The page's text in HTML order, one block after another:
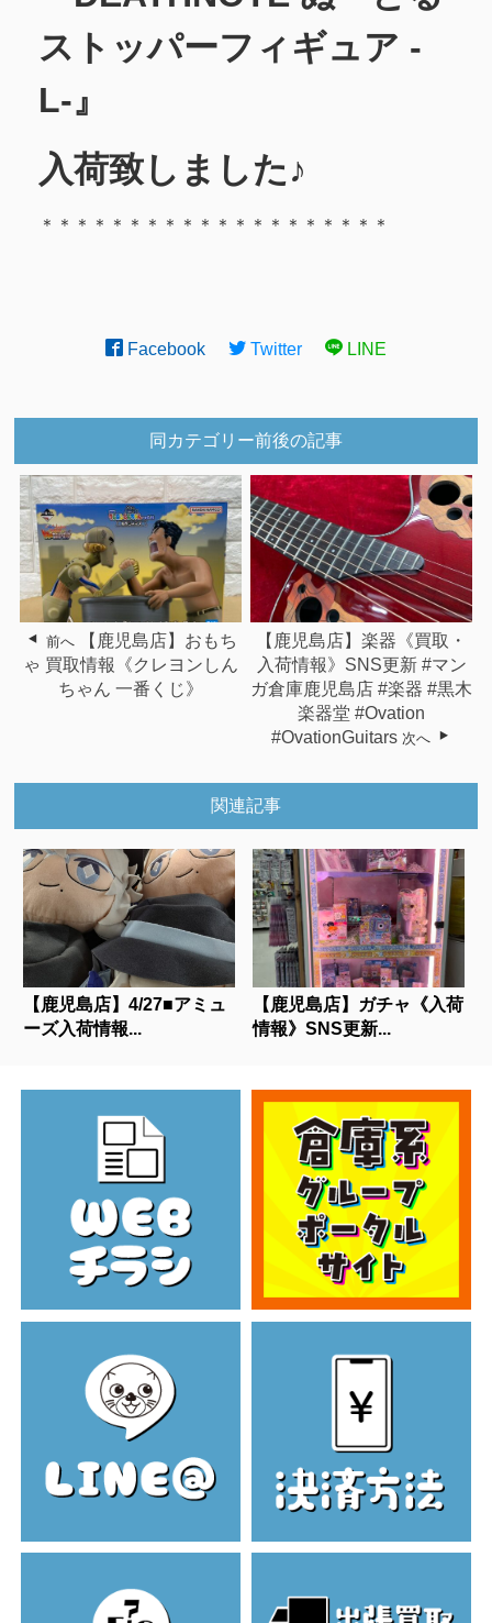
ストッパーフィギュア -
L-』
入荷致しました♪
＊＊＊＊＊＊＊＊＊＊＊＊＊＊＊＊＊＊＊＊
Facebook Twitter LINE
同カテゴリー前後の記事
前へ
【鹿児島店】おもち
ゃ 買取情報《クレヨンしん
ちゃん 一番くじ》
【鹿児島店】楽器《買取・
入荷情報》SNS更新 #マン
ガ倉庫鹿児島店 #楽器 #黒木
楽器堂 #Ovation
#OvationGuitars 次へ
関連記事
【鹿児島店】4/27■アミュ
ーズ入荷情報...
【鹿児島店】ガチャ《入荷
情報》SNS更新...